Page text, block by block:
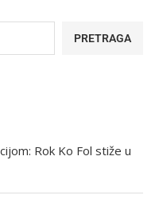
PRETRAGA
Rok Ko Fol stiže u